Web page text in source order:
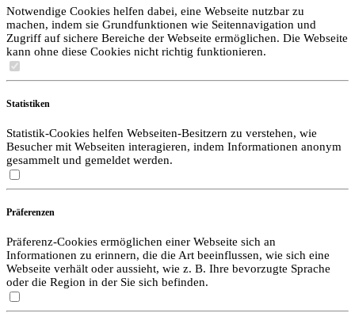
Notwendige Cookies helfen dabei, eine Webseite nutzbar zu
machen, indem sie Grundfunktionen wie Seitennavigation und
Zugriff auf sichere Bereiche der Webseite ermöglichen. Die Webseite
kann ohne diese Cookies nicht richtig funktionieren.
Statistiken
Statistik-Cookies helfen Webseiten-Besitzern zu verstehen, wie
Besucher mit Webseiten interagieren, indem Informationen anonym
gesammelt und gemeldet werden.
Präferenzen
Präferenz-Cookies ermöglichen einer Webseite sich an
Informationen zu erinnern, die die Art beeinflussen, wie sich eine
Webseite verhält oder aussieht, wie z. B. Ihre bevorzugte Sprache
oder die Region in der Sie sich befinden.